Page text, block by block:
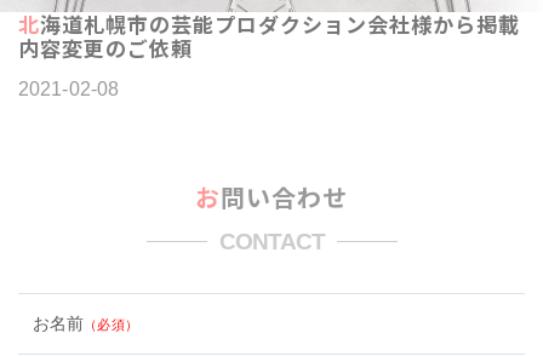
北海道札幌市の芸能プロダクション会社様から掲載
内容変更のご依頼
2021-02-08
お問い合わせ
CONTACT
お名前 （必須）